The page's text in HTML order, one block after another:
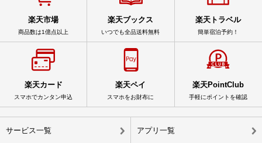
楽天市場
商品数は1億点以上
楽天ブックス
いつでも全品送料無料
楽天トラベル
簡単宿泊予約！
楽天カード
スマホでカンタン申込
楽天ペイ
スマホをお財布に
楽天PointClub
手軽にポイントを確認
サービス一覧 アプリ一覧